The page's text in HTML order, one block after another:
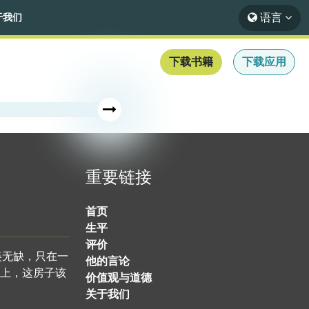
我们 语言
下载书籍 下载应用
缺，只在一
，这房子该
重要链接
首页
生平
评价
他的言论
价值观与道德
关于我们